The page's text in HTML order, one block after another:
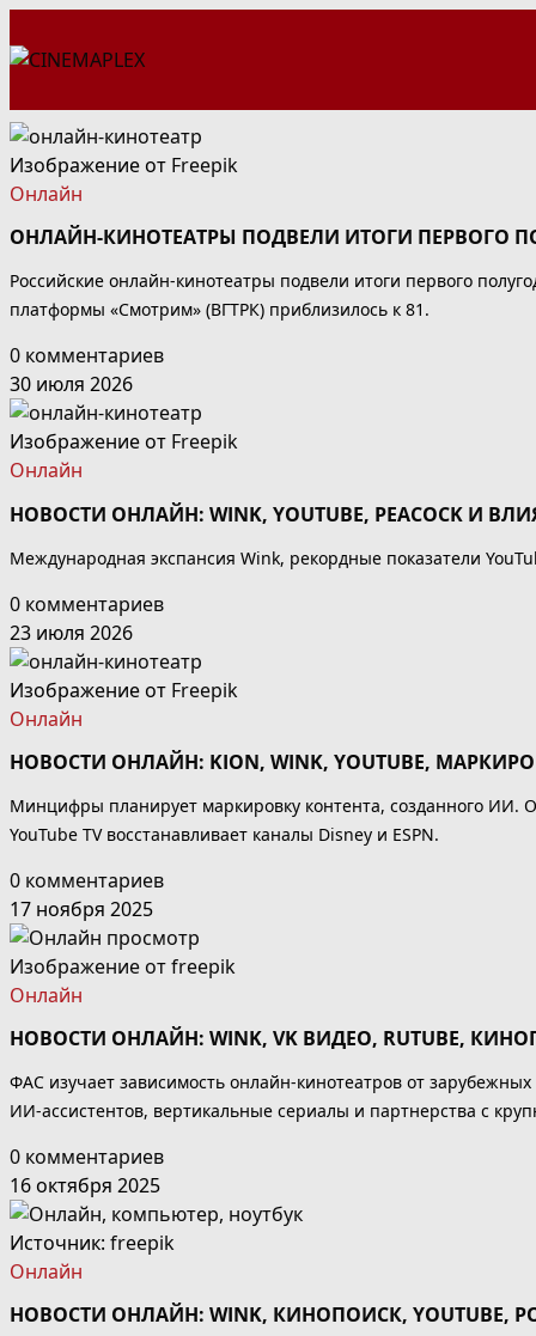
к
Изображение от Freepik
Онлайн
ОНЛАЙН-КИНОТЕАТРЫ ПОДВЕЛИ ИТОГИ ПЕРВОГО
Российские онлайн-кинотеатры подвели итоги первого
платформы «Смотрим» (ВГТРК) приблизилось к 81.
0 комментариев
30 июля 2026
Изображение от Freepik
Онлайн
НОВОСТИ ОНЛАЙН: WINK, YOUTUBE, PEACOCK И
Международная экспансия Wink, рекордные показатели
0 комментариев
23 июля 2026
Изображение от Freepik
Онлайн
НОВОСТИ ОНЛАЙН: KION, WINK, YOUTUBE,
Минцифры планирует маркировку контента, созданного ИИ.
YouTube TV восстанавливает каналы Disney и ESPN.
0 комментариев
17 ноября 2025
Изображение от freepik
Онлайн
НОВОСТИ ОНЛАЙН: WINK, VK ВИДЕО, RUTUBE,
ФАС изучает зависимость онлайн-кинотеатров от
ИИ-ассистентов, вертикальные сериалы и партнерства с
0 комментариев
16 октября 2025
Источник: freepik
Онлайн
НОВОСТИ ОНЛАЙН: WINK, КИНОПОИСК, YOUTUBE,